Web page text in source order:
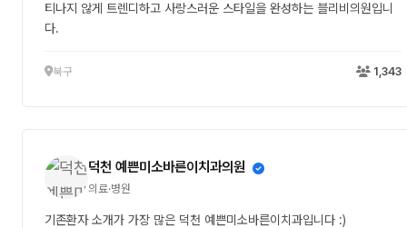
티나지 않게 트렌디하고 사랑스러운 스타일을 완성하는 블리비의원입니
다.
북구 1,343
덕천 예쁜미소바른이치과의원
의료·병원
기존환자 소개가 가장 많은 덕천 예쁜미소바른이치과입니다 :)